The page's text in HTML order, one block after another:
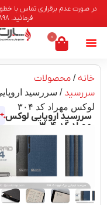
در صورت عدم برقراری تماس با
فرمائید. 88500898-021 | 9542026 - 0903
0
خانه/ محصولات
سررسید/ سررسید اروپایی
لوکس مهراد کد ۳۰۴
سررسید اروپایی لوکس
مهراد کد ۳۰۴